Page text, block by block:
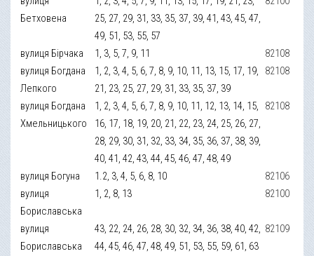
Бетховена
25, 27, 29, 31, 33, 35, 37, 39, 41, 43, 45, 47,
49, 51, 53, 55, 57
вулиця Бірчака 1, 3, 5, 7, 9, 11
82108
вулиця Богдана
Лепкого
1, 2, 3, 4, 5, 6, 7, 8, 9, 10, 11, 13, 15, 17, 19,
21, 23, 25, 27, 29, 31, 33, 35, 37, 39
82108
вулиця Богдана
Хмельницького
1, 2, 3, 4, 5, 6, 7, 8, 9, 10, 11, 12, 13, 14, 15,
16, 17, 18, 19, 20, 21, 22, 23, 24, 25, 26, 27,
28, 29, 30, 31, 32, 33, 34, 35, 36, 37, 38, 39,
40, 41, 42, 43, 44, 45, 46, 47, 48, 49
82108
вулиця Богуна 1.2, 3, 4, 5, 6, 8, 10
82106
вулиця
Бориславська
1, 2, 8, 13 82100
вулиця
Бориславська
43, 22, 24, 26, 28, 30, 32, 34, 36, 38, 40, 42,
44, 45, 46, 47, 48, 49, 51, 53, 55, 59, 61, 63
82109